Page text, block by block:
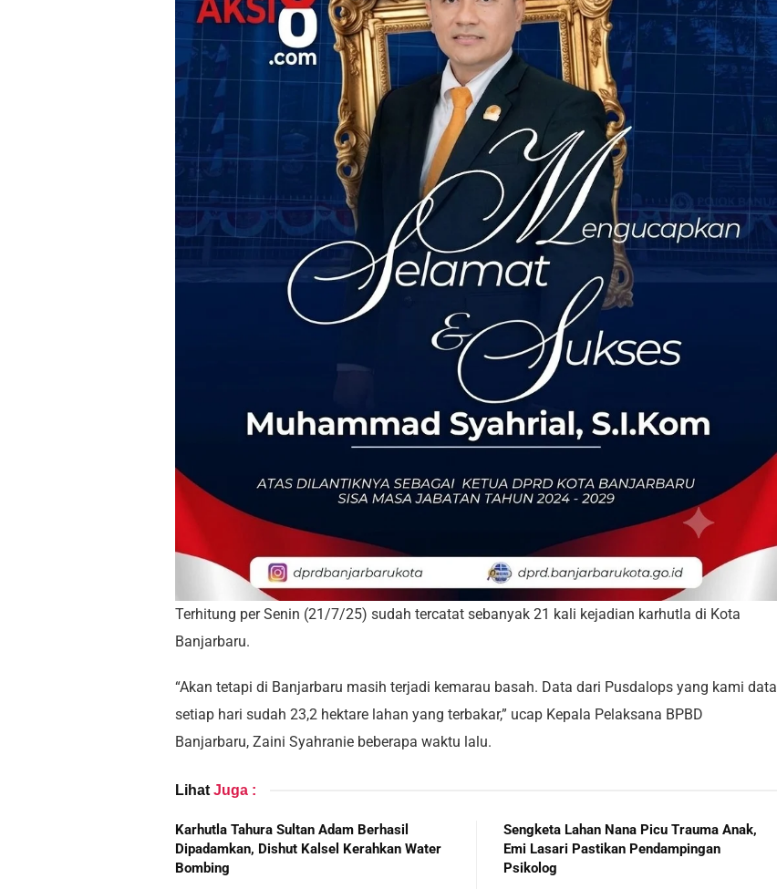
Terhitung per Senin (21/7/25) sudah tercatat sebanyak 21 kali kejadian karhutla di Kota
Banjarbaru.
“Akan tetapi di Banjarbaru masih terjadi kemarau basah. Data dari Pusdalops yang kami data
setiap hari sudah 23,2 hektare lahan yang terbakar,” ucap Kepala Pelaksana BPBD
Banjarbaru, Zaini Syahranie beberapa waktu lalu.
Lihat Juga :
Karhutla Tahura Sultan Adam Berhasil
Dipadamkan, Dishut Kalsel Kerahkan Water
Bombing
Sengketa Lahan Nana Picu Trauma Anak,
Emi Lasari Pastikan Pendampingan
Psikolog